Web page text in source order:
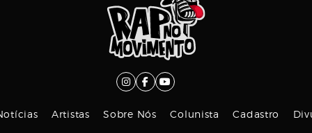
Artistas Sobre Nós Colunista Cadastro